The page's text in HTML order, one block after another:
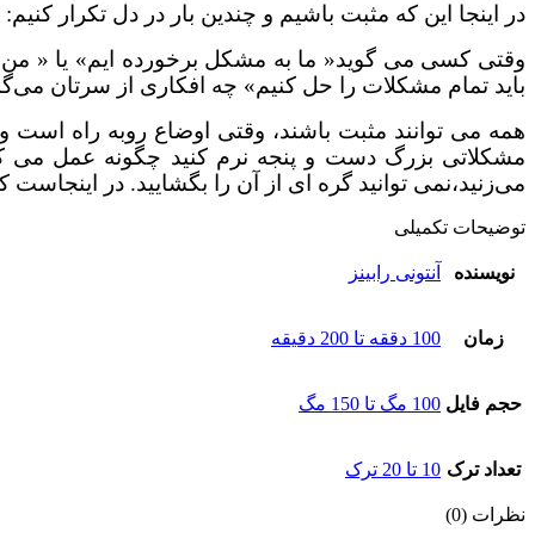
در اینجا این که مثبت باشیم و چندین بار در دل تکرار
وقتی کسی می گوید« ما به مشکل برخورده ایم» یا «
باید تمام مشکلات را حل کنیم» چه افکاری از سرتان
همه می توانند مثبت باشند، وقتی اوضاع روبه راه
مشکلاتی بزرگ دست و پنجه نرم کنید چگونه عمل می
می‌زنید،نمی توانید گره ای از آن را بگشایید. در
توضیحات تکمیلی
نویسنده آنتونی رابینز
زمان 100 دققه تا 200 دقیقه
حجم فایل 100 مگ تا 150 مگ
تعداد ترک 10 تا 20 ترک
نظرات (0)